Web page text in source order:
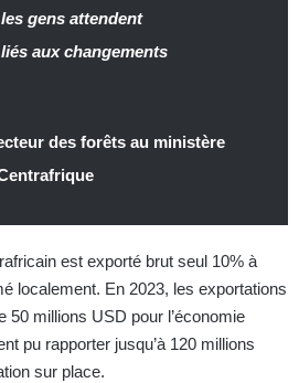
gens attendent
aux changements
des forêts au ministère
est exporté brut seul 10% à
localement. En 2023, les exportations
50 millions USD pour l’économie
pu rapporter jusqu’à 120 millions
sur place.